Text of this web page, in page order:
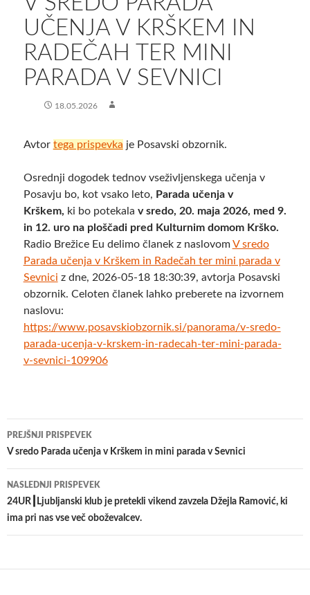
UČENJA V KRŠKEM IN
RADEČAH TER MINI
PARADA V SEVNICI
18.05.2026
Avtor tega prispevka je Posavski obzornik.
Osrednji dogodek tednov vseživljenskega učenja v
Posavju bo, kot vsako leto, Parada učenja v
Krškem, ki bo potekala v sredo, 20. maja 2026, med 9.
in 12. uro na ploščadi pred Kulturnim domom Krško.
Radio Brežice Eu delimo članek z naslovomV sredo
Parada učenja v Krškem in Radečah ter mini parada v
Sevnici z dne, 2026-05-18 18:30:39, avtorja Posavski
obzornik. Celoten članek lahko preberete na izvornem
naslovu:
https://www.posavskiobzornik.si/panorama/v-sredo-
parada-ucenja-v-krskem-in-radecah-ter-mini-parada-
v-sevnici-109906
Krmarjenje
po
prispevkih
PREJŠNJI PRISPEVEK
V sredo Parada učenja v Krškem in mini parada v Sevnici
NASLEDNJI PRISPEVEK
24UR┃Ljubljanski klub je pretekli vikend zavzela Džejla Ramović, ki
ima pri nas vse več oboževalcev.